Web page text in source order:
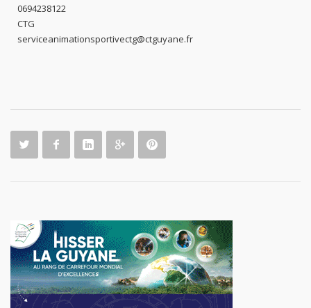
0694238122
CTG
serviceanimationsportivectg@ctguyane.fr